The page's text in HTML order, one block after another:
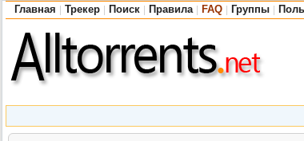
Главная Трекер Поиск Правила FAQ Группы